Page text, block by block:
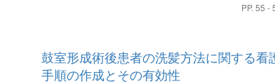
PP. 55 -
鼓室形成術後患者の洗髪方法に関する看
手順の作成とその有効性